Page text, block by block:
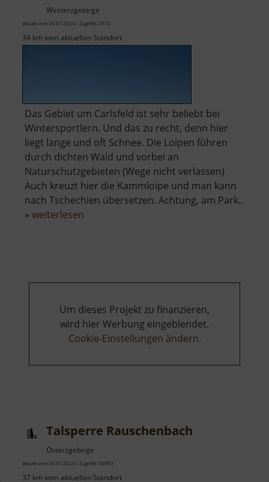
Westerzgebirge
aktuell vom 23.07.2024 / Zugriffe: 2972
34 km vom aktuellen Standort
Das Gebiet um Carlsfeld ist sehr beliebt bei
Wintersportlern. Und das zu recht, denn hier
liegt lange und oft Schnee. Die Loipen führen
durch dichten Wald und vorbei an
Naturschutzgebieten (Wege nicht verlassen)
Auch kreuzt hier die Kammloipe und man kann
nach Tschechien übersetzen. Achtung, am Park..
» weiterlesen
Um dieses Projekt zu finanzieren,
wird hier Werbung eingeblendet.
Cookie-Einstellungen ändern.
Talsperre Rauschenbach
Osterzgebirge
aktuell vom 23.07.2024 / Zugriffe: 56983
37 km vom aktuellen Standort